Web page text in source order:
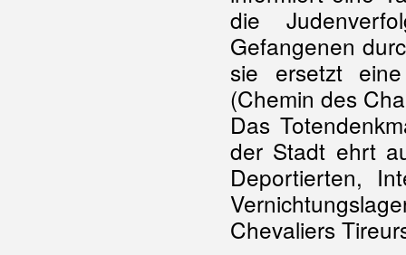
die
Gefangenen
sie ersetzt
(Chemin des
Das
der Stadt ehrt
Deportierten,
Chevaliers